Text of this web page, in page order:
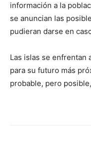
información a la
se anuncian las
pudieran darse en
Las islas se enfrentan
para su futuro más
probable, pero